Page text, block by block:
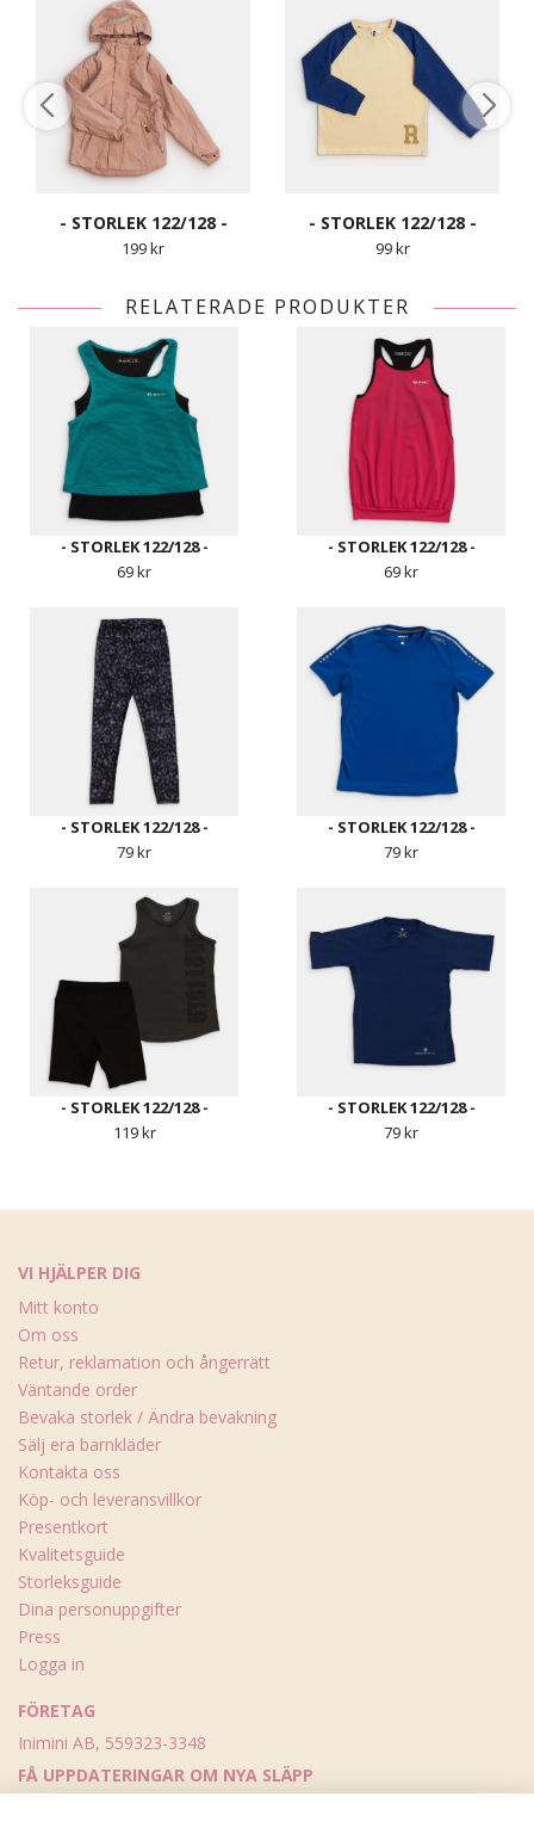
- STORLEK 122/128 -
199 kr
- STORLEK 122/128 -
99 kr
RELATERADE PRODUKTER
- STORLEK 122/128 -
69 kr
- STORLEK 122/128 -
69 kr
- STORLEK 122/128 -
79 kr
- STORLEK 122/128 -
79 kr
- STORLEK 122/128 -
119 kr
- STORLEK 122/128 -
79 kr
VI HJÄLPER DIG
Mitt konto
Om oss
Retur, reklamation och ångerrätt
Väntande order
Bevaka storlek / Ändra bevakning
Sälj era barnkläder
Kontakta oss
Köp- och leveransvillkor
Presentkort
Kvalitetsguide
Storleksguide
Dina personuppgifter
Press
Logga in
FÖRETAG
Inimini AB, 559323-3348
FÅ UPPDATERINGAR OM NYA SLÄPP